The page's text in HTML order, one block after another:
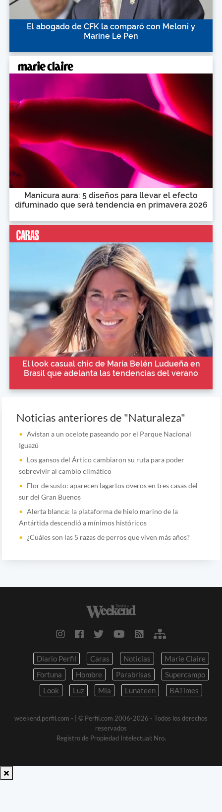
El abogado de CFK la comparó con Meloni y
Marine Le Pen
Manicura aura: 5 diseños para llevar el efecto
difuminado que será tendencia en primavera 2026
El look casual chic de María Belén Ludueña en
Brasil que adelanta las tendencias del verano
Noticias anteriores de "Naturaleza"
Avistan a un ocelote paseando por el Parque Nacional
Iguazú
Los gansos del Ártico cambiaron su ruta para poder
sobrevivir al cambio climático
Flor de susto: aparecen lagartos overos en tres casas del
sur del Gran Buenos
Alerta blanca: la plataforma de hielo marino de la
Antártida descendió a mínimos históricos
¿Cuáles son las 5 razas de perros que viven más años?
Diario Perfil Caras Noticias
Marie Claire
Fortuna
Hombre Parabrisas
Supercampo
Look
Luz Mia Lunateen BATimes
weekend.perfil.com -
| © Perfil.com 2006-2026 - Todos los derechos
reservados
Registro de Propiedad Intelectual: Nro.